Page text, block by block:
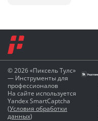
© 2026 «Пиксель Тулс»
— Инструменты для
профессионалов
На сайте используется
Yandex SmartCaptcha
(Условия обработки
данных)